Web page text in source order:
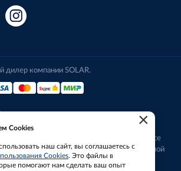
компании SOLAR.
аналитика
информационный характер. Все
не являются офертой, определяемой
×
Cookies
наш сайт, вы соглашаетесь с
Cookies. Это файлы в
помогают нам сделать ваш опыт